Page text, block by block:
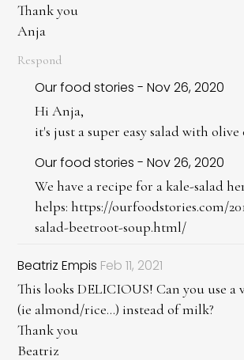
Thank you
Anja
Respond
Our food stories - Nov 26, 2020
Hi Anja,
it's just a super easy salad with olive
Our food stories - Nov 26, 2020
We have a recipe for a kale-salad
helps: https://ourfoodstories.com/
salad-beetroot-soup.html/
Beatriz Empis Feb 11, 2021
This looks DELICIOUS! Can you use
(ie almond/rice...) instead of milk?
Thank you
Beatriz